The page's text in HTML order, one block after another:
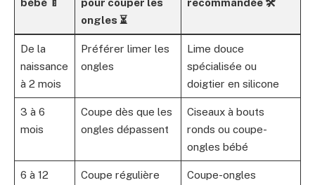
bébé 🍼
pour couper les
ongles ⏳
recommandée 🛠️
De la
naissance
à 2 mois
Préférer limer les
ongles
Lime douce
spécialisée ou
doigtier en silicone
3 à 6
mois
Coupe dès que les
ongles dépassent
Ciseaux à bouts
ronds ou coupe-
ongles bébé
6 à 12
Coupe régulière
Coupe-ongles